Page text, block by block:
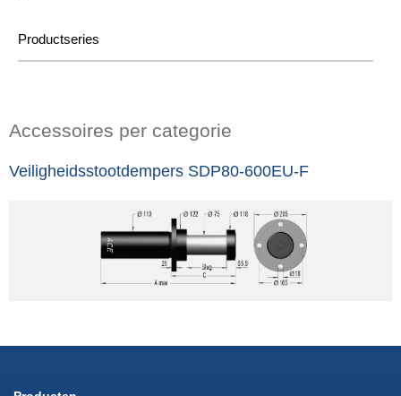
Productseries
Accessoires per categorie
Veiligheidsstootdempers SDP80-600EU-F